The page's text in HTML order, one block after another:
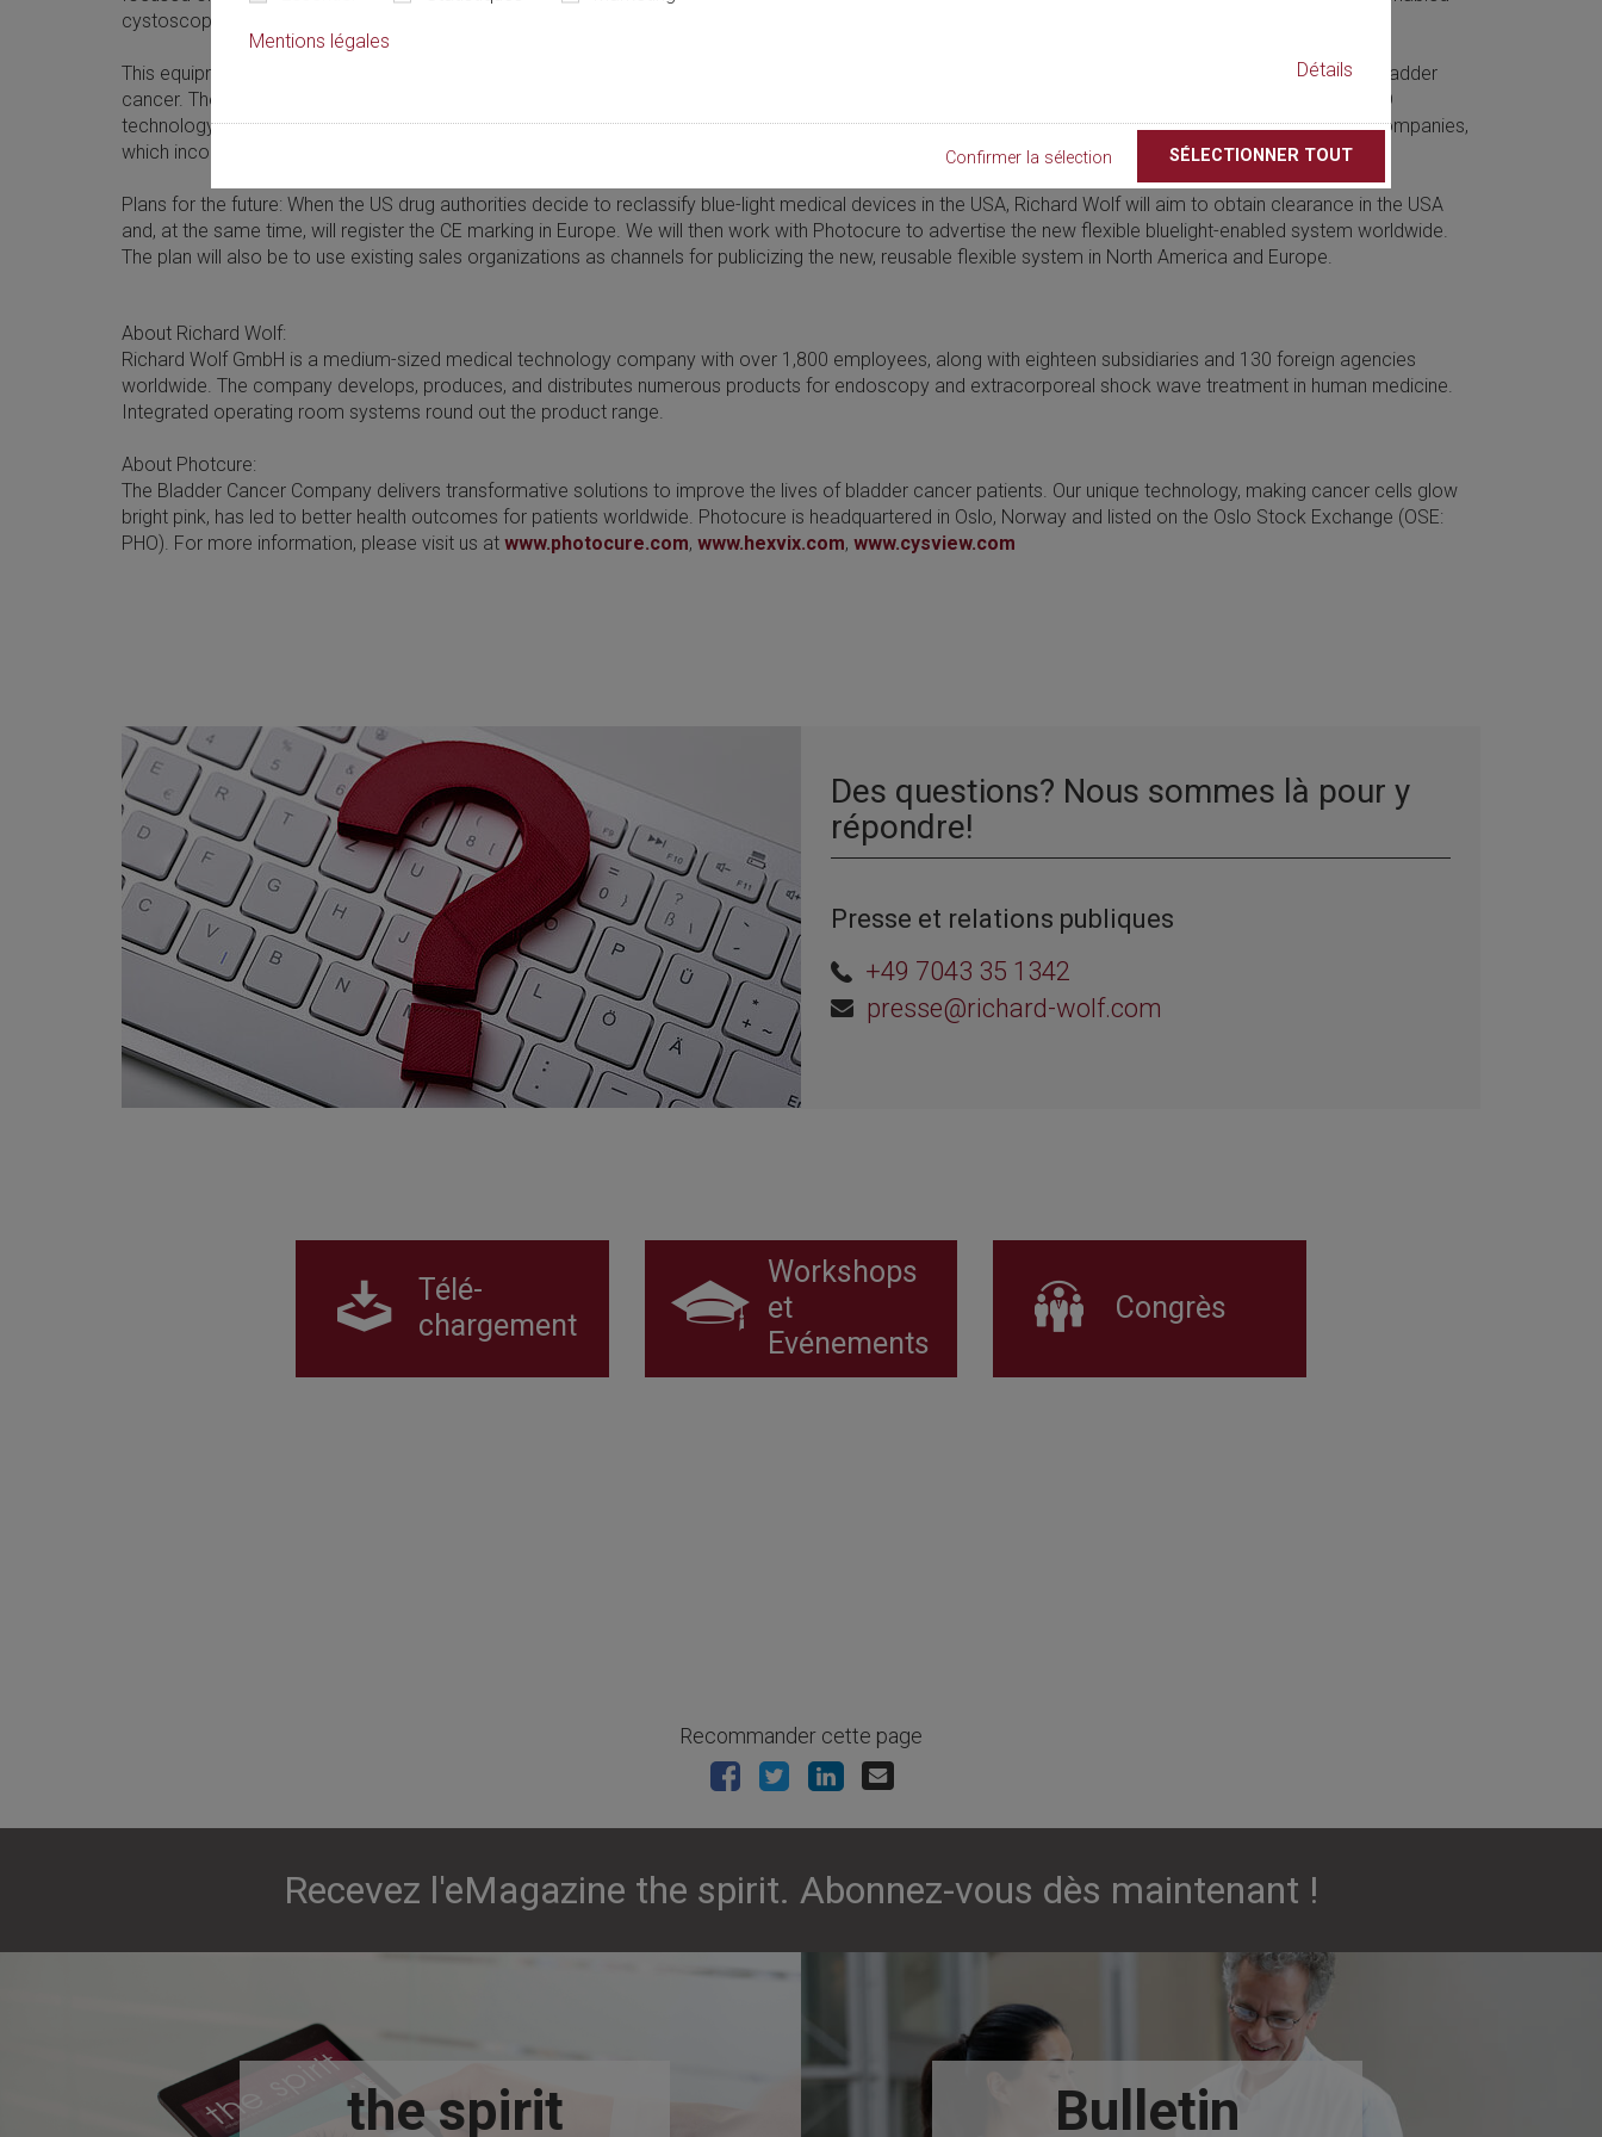
Mentions légales
Détails
Confirmer la sélection SÉLECTIONNER TOUT
cystoscope for photodynamic diagnostics (PDD).
This equipment is designed to cater to the large and, as yet, unfulfilled need for screening, diagnosis and surveillance cystoscopies on outpatients with bladder
cancer. The two companies have concluded an agreement for developing and marketing a reusable, flexible, next-generation cystoscope based on PDD
technology from Richard Wolf. The strategic partnership between Richard Wolf and Photocure is built on a long-standing relationship between the two companies,
which incorporates co-promotion, health awareness, information, market development, and clinical research.
Plans for the future: When the US drug authorities decide to reclassify blue-light medical devices in the USA, Richard Wolf will aim to obtain clearance in the USA
and, at the same time, will register the CE marking in Europe. We will then work with Photocure to advertise the new flexible bluelight-enabled system worldwide.
The plan will also be to use existing sales organizations as channels for publicizing the new, reusable flexible system in North America and Europe.
About Richard Wolf:
Richard Wolf GmbH is a medium-sized medical technology company with over 1,800 employees, along with eighteen subsidiaries and 130 foreign agencies
worldwide. The company develops, produces, and distributes numerous products for endoscopy and extracorporeal shock wave treatment in human medicine.
Integrated operating room systems round out the product range.
About Photcure:
The Bladder Cancer Company delivers transformative solutions to improve the lives of bladder cancer patients. Our unique technology, making cancer cells glow
bright pink, has led to better health outcomes for patients worldwide. Photocure is headquartered in Oslo, Norway and listed on the Oslo Stock Exchange (OSE:
PHO). For more information, please visit us at www.photocure.com, www.hexvix.com, www.cysview.com
Des questions? Nous sommes là pour y
répondre!
Presse et relations publiques
+49 7043 35 1342
presse@richard-wolf.com
Télé-
chargement
Workshops
et
Evénements
Congrès
Recommander cette page
Recevez l'eMagazine the spirit. Abonnez-vous dès maintenant !
the spirit Bulletin